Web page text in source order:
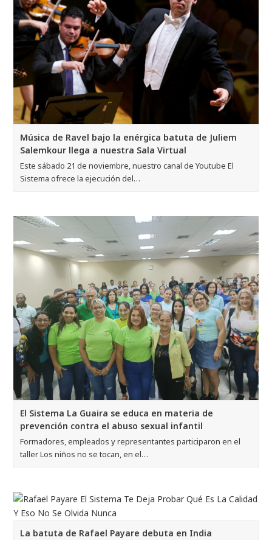
Música de Ravel bajo la enérgica batuta de Juliem
Salemkour llega a nuestra Sala Virtual
Este sábado 21 de noviembre, nuestro canal de Youtube El
Sistema ofrece la ejecución del…
El Sistema La Guaira se educa en materia de
prevención contra el abuso sexual infantil
Formadores, empleados y representantes participaron en el
taller Los niños no se tocan, en el…
La batuta de Rafael Payare debuta en India